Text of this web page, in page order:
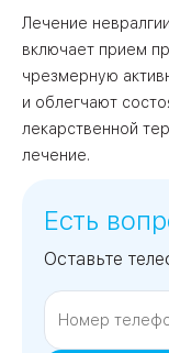
Лечение
включает прием
чрезмерную
и облегчают
лекарственной
лечение.
Есть
Оставьте